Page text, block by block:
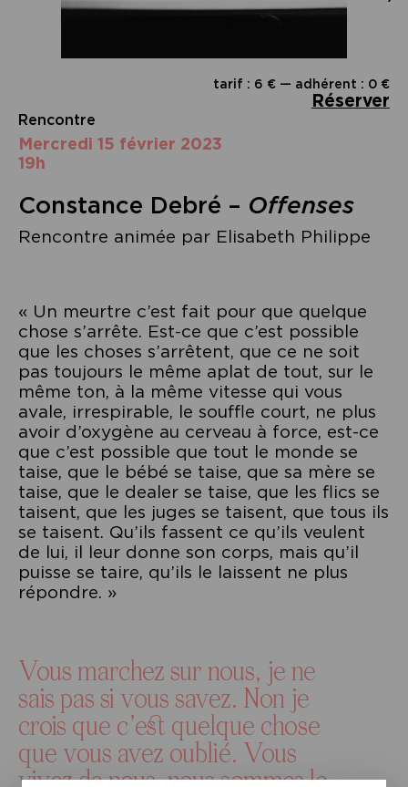
tarif : 6 € — adhérent : 0 €
Réserver
Rencontre
mercredi 15 février 2023
19h
Constance Debré – Offenses
Rencontre animée par Elisabeth Philippe
« Un meurtre c’est fait pour que quelque
chose s’arrête. Est-ce que c’est possible
que les choses s’arrêtent, que ce ne soit
pas toujours le même aplat de tout, sur le
même ton, à la même vitesse qui vous
avale, irrespirable, le souffle court, ne plus
avoir d’oxygène au cerveau à force, est-ce
que c’est possible que tout le monde se
taise, que le bébé se taise, que sa mère se
taise, que le dealer se taise, que les flics se
taisent, que les juges se taisent, que tous ils
se taisent. Qu’ils fassent ce qu’ils veulent
de lui, il leur donne son corps, mais qu’il
puisse se taire, qu’ils le laissent ne plus
répondre. »
Vous marchez sur nous, je ne
sais pas si vous savez. Non je
crois que c’est quelque chose
que vous avez oublié. Vous
vivez de nous, nous sommes le